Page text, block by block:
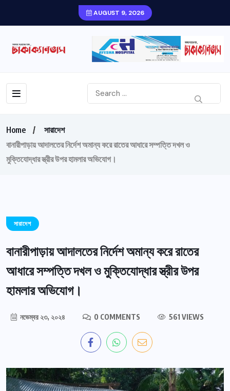
AUGUST 9, 2026
Home
সারাদেশ
বানারীপাড়ায় আদালতের নির্দেশ অমান্য করে রাতের আধারে সম্পত্তি দখল ও
মুক্তিযোদ্ধার স্ত্রীর উপর হামলার অভিযোগ।
সারাদেশ
বানারীপাড়ায় আদালতের নির্দেশ অমান্য করে রাতের
আধারে সম্পত্তি দখল ও মুক্তিযোদ্ধার স্ত্রীর উপর
হামলার অভিযোগ।
নভেম্বর ২৩, ২০২৪ 0 COMMENTS 561 VIEWS